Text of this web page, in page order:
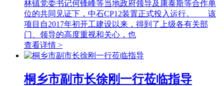
林镇党委书记何锋峰等当地政府领导及康泰斯等合作单
位的共同见证下，中石CP12装置正式投入运行。 该
项目自2017年初开工建设以来，得到了上级各有关部
门、领导的高度重视和关心，也
查看详情 >
桐乡市副市长徐刚一行莅临指导